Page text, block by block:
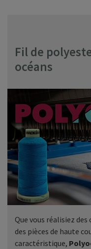
Fil de
océans
Que vous réalisiez
des pièces de haute
caractéristique,